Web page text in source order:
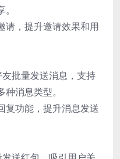
请，提升邀请效果和用
批量发送消息，支持
消息类型。
复功能，提升消息发送